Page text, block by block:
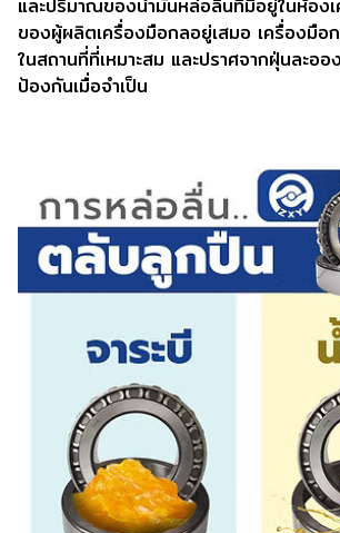
และปริมาณของน้ำมันหล่อลื่นที่มีอยู่ในห้องเ
ของผู้ผลิตเครื่องมือกลอยู่เสมอ เครื่องมือ
ในสถานที่ที่เหมาะสม และปราศจากฝุ่นละอ
ป้องกันเมื่อจำเป็น